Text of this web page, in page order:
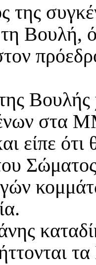
της
τη Βουλή,
Βουλής
στα
είπε ότι